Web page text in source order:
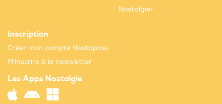
Nostalgie+
Inscription
Créer mon compte Nostapass
M'inscrire à la newsletter
Les Apps Nostalgie